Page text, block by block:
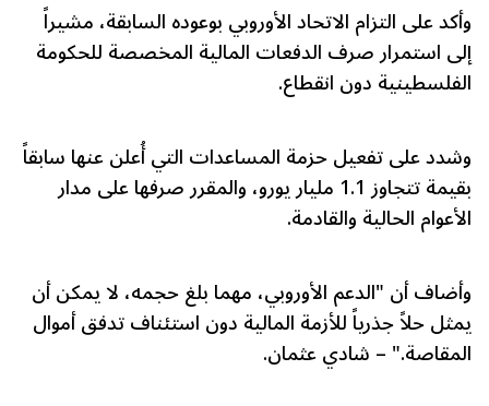
وأكد على التزام الاتحاد الأوروبي بوعوده السابقة، مشيراً
إلى استمرار صرف الدفعات المالية المخصصة للحكومة
الفلسطينية دون انقطاع.
وشدد على تفعيل حزمة المساعدات التي أُعلن عنها سابقاً
بقيمة تتجاوز 1.1 مليار يورو، والمقرر صرفها على مدار
الأعوام الحالية والقادمة.
وأضاف أن "الدعم الأوروبي، مهما بلغ حجمه، لا يمكن أن
يمثل حلاً جذرياً للأزمة المالية دون استئناف تدفق أموال
المقاصة." – شادي عثمان.